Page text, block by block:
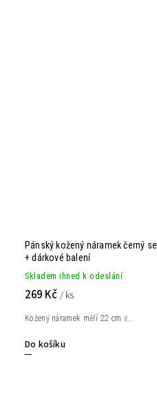
Pánský kožený náramek černý
+ dárkové balení
Skladem ihned k odeslání
269 Kč / ks
Do košíku
Kožený náramek měří 22 cm v...